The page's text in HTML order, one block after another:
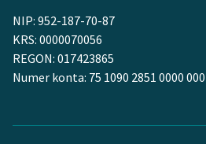
Materiały promocyjne
Polityka prywatności
Regulamin biblioteki
sprawozdania finansowe
NIP: 952-187-70-87
KRS: 0000070056
REGON: 017423865
Numer konta: 75 1090 2851 0000